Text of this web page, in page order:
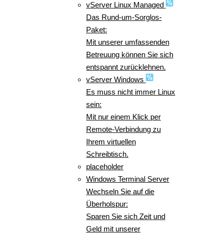
vServer Linux Managed
Das Rund-um-Sorglos-
Paket:
Mit unserer umfassenden
Betreuung können Sie sich
entspannt zurücklehnen.
vServer Windows
Es muss nicht immer Linux
sein:
Mit nur einem Klick per
Remote-Verbindung zu
Ihrem virtuellen
Schreibtisch.
placeholder
Windows Terminal Server
Wechseln Sie auf die
Überholspur:
Sparen Sie sich Zeit und
Geld mit unserer